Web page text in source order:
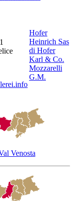
Hofer
Heinrich Sas
di Hofer
Karl & Co.
Mozzarelli
G.M.
Venosta